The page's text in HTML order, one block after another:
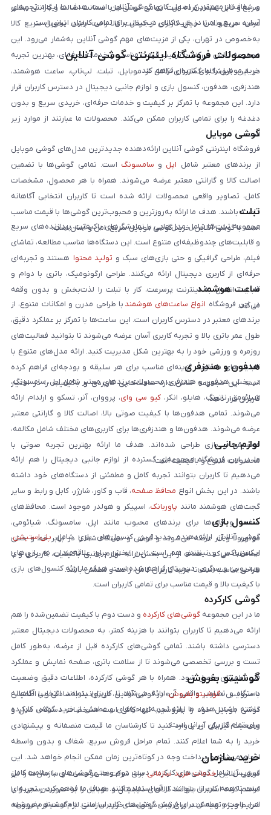
و شفاف از مهم‌ترین اصول کاری گوشی آنلاین است. هدف ما ایجاد تجربه‌ای
آسان، سریع و امن در خرید کالای دیجیتال برای تمامی کاربران ایرانی است.
سریع و قابل اعتماد کرده است. تمامی گوشی‌ها با ضمانت اصالت و گارانتی معتبر
عرضه می‌شوند تا خیال کاربران از کیفیت کالا راحت باشد. تحویل سریع کالا
به‌خصوص در تهران، یکی از مزیت‌های مهم گوشی آنلاین به‌شمار می‌رود. این
مجموعه تلاش می‌کند با ترکیب قیمت مناسب و خدمات حرفه‌ای، بهترین تجربه
خرید موبایل را برای کاربران فراهم کند.
محصولات فروشگاه اینترنتی گوشی آنلاین
در این فروشگاه گستره‌ای کامل از موبایل، تبلت، لپ‌تاپ، ساعت هوشمند،
هندزفری، هدفون، کنسول بازی و لوازم جانبی دیجیتال در دسترس کاربران قرار
دارد. این مجموعه با تمرکز بر کیفیت و خدمات حرفه‌ای، خریدی سریع و بدون
دغدغه را برای تمامی کاربران ممکن می‌کند. محصولات ما عبارتند از موارد زیر
است:
گوشی موبایل
فروشگاه اینترنتی گوشی آنلاین ارائه‌دهنده جدیدترین مدل‌های گوشی موبایل
از برندهای معتبر شامل اپل و سامسونگ است. تمامی گوشی‌ها با تضمین
اصالت کالا و گارانتی معتبر عرضه می‌شوند. همراه با هر محصول، مشخصات
کامل، تصاویر واقعی محصولات ارائه شده است تا کاربران انتخابی آگاهانه
داشته باشند. هدف ما ارائه به‌روزترین و محبوب‌ترین گوشی‌ها با قیمت مناسب
است. با گوشی آنلاین، خرید گوشی موبایل سریع، امن و آسان است.
تبلت
مجموعه تبلت‌ها شامل مدل‌هایی با نمایشگرهای باکیفیت، پردازنده‌های سریع
و قابلیت‌های چندوظیفه‌ای متنوع است. این دستگاه‌ها مناسب مطالعه، تماشای
فیلم، طراحی گرافیکی و حتی بازی‌های سبک و تولید محتوا هستند و تجربه‌ای
حرفه‌ای از کاربری دیجیتال ارائه می‌کنند. طراحی ارگونومیک، باتری با دوام و
قابلیت اتصال به اینترنت پرسرعت، کار با تبلت را لذت‌بخش و بدون وقفه
می‌کند.
ساعت هوشمند
در این فروشگاه انواع ساعت‌های هوشمند با طراحی مدرن و امکانات متنوع، از
برندهای معتبر در دسترس کاربران است. این ساعت‌ها با تمرکز بر عملکرد دقیق،
طول عمر باتری بالا و تجربه کاربری آسان عرضه می‌شوند تا بتوانید فعالیت‌های
روزمره و ورزشی خود را به بهترین شکل مدیریت کنید. ارائه مدل‌های متنوع با
قابلیت‌های متفاوت، گزینه‌ای مناسب برای هر سلیقه و بودجه‌ای فراهم کرده
است. این مجموعه تلاش دارد ساعت‌هایی کاربردی و باکیفیت را در اختیار
کاربران قرار دهد.
هدفون و هندزفری
در بخش هدفون و هندزفری، محصولات برندهای معتبر شامل اپل، سامسونگ،
شیائومی، ناتینگ، هایلو، انکر، کیو سی وای، پرووان، آنر، تسکو و ارلدام ارائه
می‌شوند. تمامی هدفون‌ها با کیفیت صوتی بالا، اصالت کالا و گارانتی معتبر
عرضه می‌شوند. هدفون‌ها و هندزفری‌ها برای کاربری‌های مختلف شامل مکالمه،
موسیقی و بازی طراحی شده‌اند. هدف ما ارائه بهترین تجربه صوتی با
محصولات متنوع و باکیفیت است.
لوازم جانبی
ما در این فروشگاه مجموعه‌ای گسترده از لوازم جانبی دیجیتال را هم ارائه
می‌دهیم تا کاربران بتوانند تجربه کامل و مطمئنی از دستگاه‌های خود داشته
باشند. در این بخش انواع محافظ صفحه، قاب و کاور، شارژر، کابل و رابط و سایر
گجت‌های هوشمند مانند پاوربانک، اسپیکر و هولدر موجود است. محافظ‌های
صفحه و قاب‌ها برای برندهای محبوب مانند اپل، سامسونگ، شیائومی،
موتورولا و آنر عرضه می‌شوند و گوشی و دستگاه شما را در برابر خط و خش
محافظت می‌کنند. هدف از این بخش ارائه لوازم جانبی باکیفیت، کاربردی و با
طراحی مناسب است تا خرید کاربران کامل، راحت و مطمئن باشد.
کنسول بازی
گوشی آنلاین ارائه‌دهنده جدیدترین کنسول‌های بازی شامل پلی‌استیشن،
ایکس‌باکس و نینتندو هم است. این بخش برای علاقه‌مندان به بازی‌های
ویدیویی و سرگرمی دیجیتال فراهم شده است. هدف ما ارائه کنسول‌های بازی
با کیفیت بالا و قیمت مناسب برای تمامی کاربران است.
گوشی کارکرده
ما در این مجموعه گوشی‌های کارکرده و دست دوم با کیفیت تضمین‌شده را هم
ارائه می‌دهیم تا کاربران بتوانند با هزینه کمتر، به محصولات دیجیتال معتبر
دسترسی داشته باشند. تمامی گوشی‌های کارکرده قبل از عرضه، به‌طور کامل
تست و بررسی تخصصی می‌شوند تا از سلامت باتری، صفحه نمایش و عملکرد
فنی اطمینان حاصل شود. همراه با هر گوشی کارکرده، اطلاعات دقیق وضعیت
دستگاه و تصاویر واقعی آن ارائه می‌شود تا کاربران بتوانند انتخابی آگاهانه
داشته باشند. هدف ما ارائه تجربه‌ای حرفه‌ای و مطمئن از خرید گوشی کارکرده
برای تمام کاربران ایرانی است.
گوشیتو بفروش
با سرویس «گوشیتو بفروش» در گوشی آنلاین، می‌توانید به‌سادگی و با اطمینان
گوشی موبایل خود را بفروشید. تنها کافی است مشخصات دستگاه، مدل و
وضعیت فیزیکی آن را وارد کنید تا کارشناسان ما قیمت منصفانه و پیشنهادی
خرید را به شما اعلام کنند. تمام مراحل فروش سریع، شفاف و بدون واسطه
انجام می‌شود و پرداخت وجه در کوتاه‌ترین زمان ممکن انجام خواهد شد. این
سرویس شامل گوشی‌های کارکرده، دست دوم و حتی گوشی‌های با سلامت کامل
است تا همه کاربران بتوانند از آن استفاده کنند. هدف ما فراهم کردن تجربه‌ای
امن، راحت و مطمئن برای فروش گوشی‌های کاربران است. با «گوشیتو بفروش»،
خرید سازمان
گوشی آنلاینخدمات خرید سازمانیبرای شرکت‌ها، مؤسسات و سازمان‌ها را نیز
فراهم کرده است تا بتوانند کالاهای دیجیتال و موبایل را به صورت رسمی و با
شرایط ویژه تهیه کنند. برای ثبت درخواست خرید سازمانی لازم است فرم مربوطه